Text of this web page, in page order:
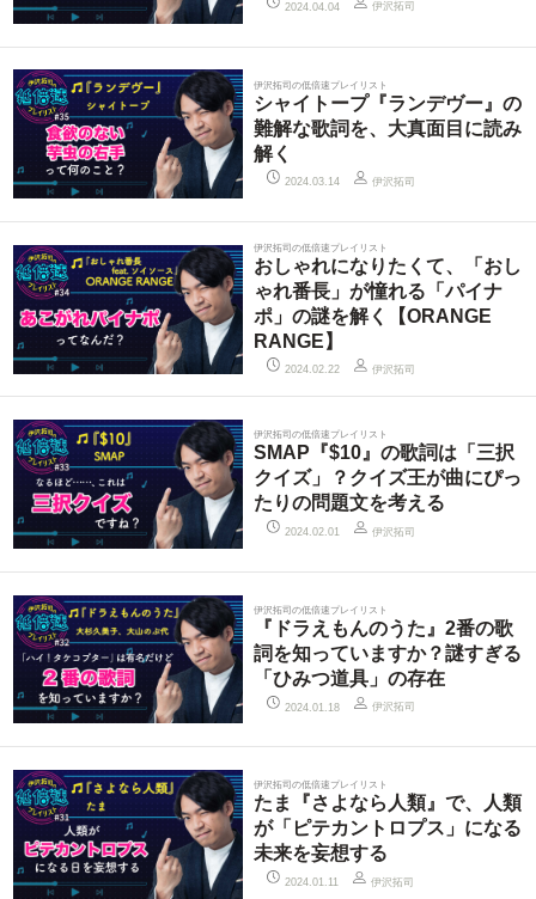
2024.04.04 伊沢拓司
伊沢拓司の低倍速プレイリスト
シャイトープ『ランデヴー』の
難解な歌詞を、大真面目に読み
解く
2024.03.14 伊沢拓司
伊沢拓司の低倍速プレイリスト
おしゃれになりたくて、「おし
ゃれ番長」が憧れる「パイナ
ポ」の謎を解く【ORANGE
RANGE】
2024.02.22 伊沢拓司
伊沢拓司の低倍速プレイリスト
SMAP『$10』の歌詞は「三択
クイズ」？クイズ王が曲にぴっ
たりの問題文を考える
2024.02.01 伊沢拓司
伊沢拓司の低倍速プレイリスト
『ドラえもんのうた』2番の歌
詞を知っていますか？謎すぎる
「ひみつ道具」の存在
2024.01.18 伊沢拓司
伊沢拓司の低倍速プレイリスト
たま『さよなら人類』で、人類
が「ピテカントロプス」になる
未来を妄想する
2024.01.11 伊沢拓司